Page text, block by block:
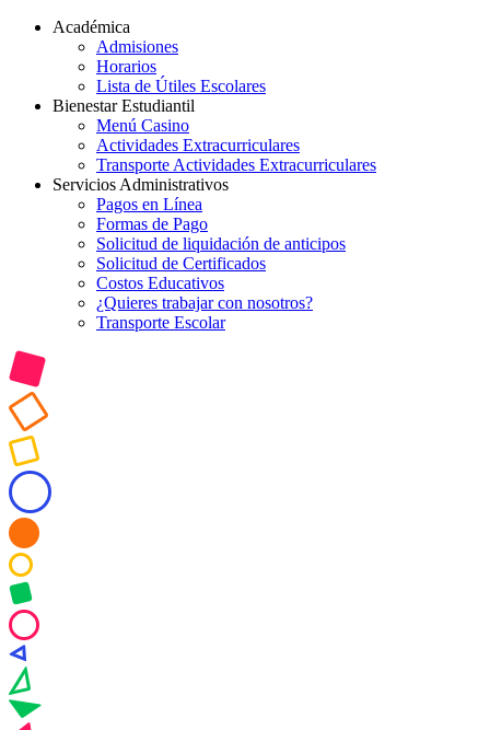
Académica
Admisiones
Horarios
Lista de Útiles Escolares
Bienestar Estudiantil
Menú Casino
Actividades Extracurriculares
Transporte Actividades Extracurriculares
Servicios Administrativos
Pagos en Línea
Formas de Pago
Solicitud de liquidación de anticipos
Solicitud de Certificados
Costos Educativos
¿Quieres trabajar con nosotros?
Transporte Escolar